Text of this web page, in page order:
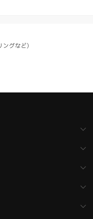
グなど）
グなど）